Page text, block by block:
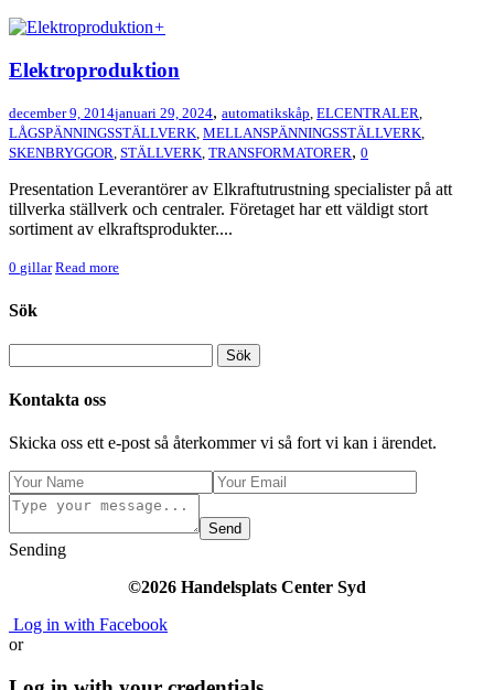
+
Elektroproduktion
december 9, 2014januari 29, 2024, automatikskåp, ELCENTRALER,
LÅGSPÄNNINGSSTÄLLVERK, MELLANSPÄNNINGSSTÄLLVERK,
SKENBRYGGOR, STÄLLVERK, TRANSFORMATORER, 0
Presentation Leverantörer av Elkraftutrustning specialister på att
tillverka ställverk och centraler. Företaget har ett väldigt stort
sortiment av elkraftsprodukter....
0 gillar Read more
Sök
Kontakta oss
Skicka oss ett e-post så återkommer vi så fort vi kan i ärendet.
Send
Sending
©2026 Handelsplats Center Syd
Log in with Facebook
or